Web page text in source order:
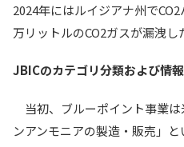
2024年にはルイジアナ州で
万リットルのCO2ガスが漏洩し
JBICのカテゴリ分類および情
当初、ブルーポイント事業
ンアンモニアの製造・販売」